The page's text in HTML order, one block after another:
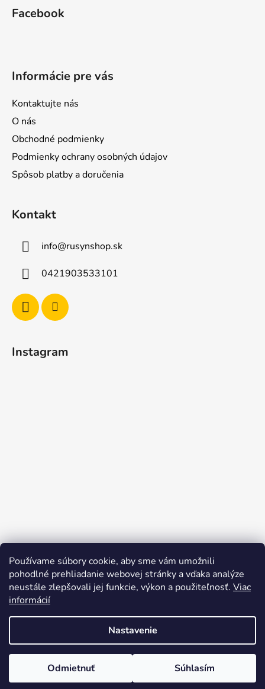
Používame súbory cookie, aby sme vám umožnili
pohodlné prehliadanie webovej stránky a vďaka analýze
neustále zlepšovali jej funkcie, výkon a použiteľnosť. Viac
informácií
Nastavenie
Odmietnuť Súhlasím
Facebook
Informácie pre vás
Kontaktujte nás
O nás
Obchodné podmienky
Podmienky ochrany osobných údajov
Spôsob platby a doručenia
Kontakt
info@rusynshop.sk
0421903533101
Instagram
Sledovať na Instagrame
Vytvoril Shoptet
Copyright 2026rusynshop.sk. Všetky práva vyhradené.